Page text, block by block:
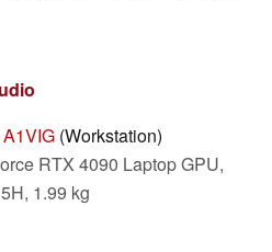
(Workstation)
RTX 4090 Laptop GPU,
1.99 kg